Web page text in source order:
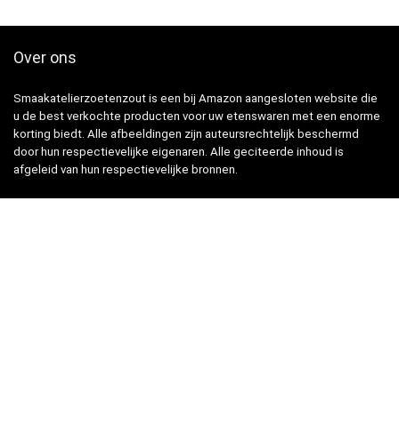
Over ons
Smaakatelierzoetenzout is een bij Amazon aangesloten website die
u de best verkochte producten voor uw etenswaren met een enorme
korting biedt. Alle afbeeldingen zijn auteursrechtelijk beschermd
door hun respectievelijke eigenaren. Alle geciteerde inhoud is
afgeleid van hun respectievelijke bronnen.